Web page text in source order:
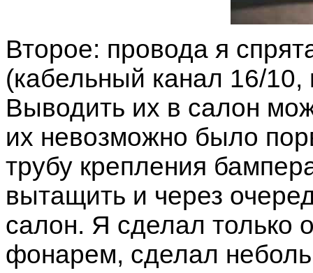
Второе: провода я
(кабельный канал 16/10,
Выводить их в салон
их невозможно было
трубу крепления
вытащить и через
салон. Я сделал только
фонарем, сделал